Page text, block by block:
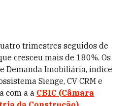
trimestres seguidos de
cresceu mais de 180%. Os
Demanda Imobiliária, índice
Sienge, CV CRM e
com a a CBIC (Câmara